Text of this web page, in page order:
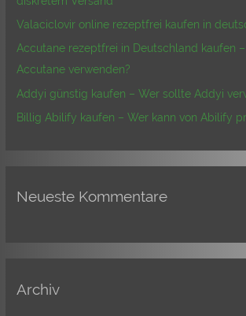
h
:
Valaciclovir online rezeptfrei kaufen in
Accutane rezeptfrei in Deutschland kaufen
Accutane verwenden?
Addyi günstig kaufen – Wer sollte Addyi
Billig Abilify kaufen – Wer kann von Abilify
Neueste Kommentare
Archiv